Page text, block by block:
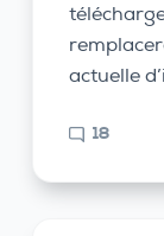
actuelle
18